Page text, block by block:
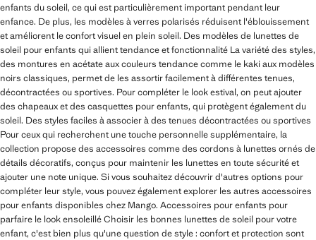
enfants du soleil, ce qui est particulièrement important pendant leur
enfance. De plus, les modèles à verres polarisés réduisent l'éblouissement
et améliorent le confort visuel en plein soleil. Des modèles de lunettes de
soleil pour enfants qui allient tendance et fonctionnalité La variété des styles,
des montures en acétate aux couleurs tendance comme le kaki aux modèles
noirs classiques, permet de les assortir facilement à différentes tenues,
décontractées ou sportives. Pour compléter le look estival, on peut ajouter
des chapeaux et des casquettes pour enfants, qui protègent également du
soleil. Des styles faciles à associer à des tenues décontractées ou sportives
Pour ceux qui recherchent une touche personnelle supplémentaire, la
collection propose des accessoires comme des cordons à lunettes ornés de
détails décoratifs, conçus pour maintenir les lunettes en toute sécurité et
ajouter une note unique. Si vous souhaitez découvrir d'autres options pour
compléter leur style, vous pouvez également explorer les autres accessoires
pour enfants disponibles chez Mango. Accessoires pour enfants pour
parfaire le look ensoleillé Choisir les bonnes lunettes de soleil pour votre
enfant, c'est bien plus qu'une question de style : confort et protection sont